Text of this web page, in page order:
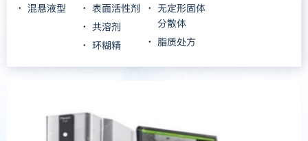
混悬液型
表面活性剂
共溶剂
环糊精
无定形固体
分散体
脂质处方